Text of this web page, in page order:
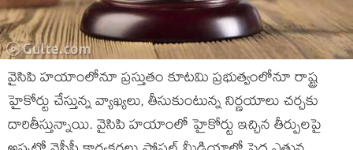
వైసిపి హయాంలోనూ ప్రస్తుతం కూటమి ప్రభుత్వంలోనూ రాష్ట్ర
హైకోర్టు చేస్తున్న వ్యాఖ్యలు, తీసుకుంటున్న నిర్ణయాలు చర్చకు
దారితీస్తున్నాయి. వైసిపి హయాంలో హైకోర్టు ఇచ్చిన తీర్పులపై